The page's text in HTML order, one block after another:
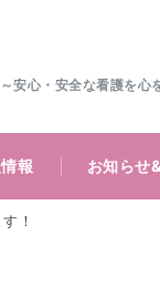
～安心・安全な看護を心
報 お知らせ
！